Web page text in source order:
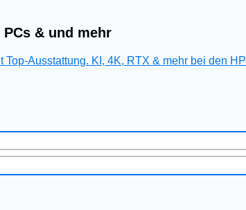
& und mehr
Ausstattung. KI, 4K, RTX & mehr bei den HP